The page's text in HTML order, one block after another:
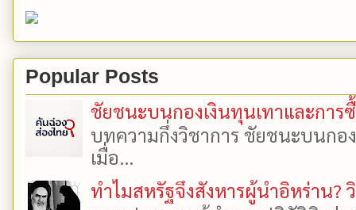
Popular Posts
ชัยชนะบนกองเงินทุนเทาและการ
บทความกึ่งวิชาการ ชัยชนะบนกอ
เมื่อ...
ทำไมสหรัฐจึงสังหารผู้นำอิหร่าน?